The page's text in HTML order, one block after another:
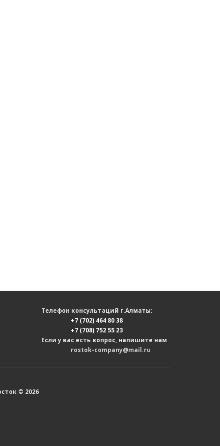
Телефон консультаций г.Алматы:
+7 (702) 464 80 38
+7 (708) 752 55 23
Если у вас есть вопрос, напишите нам
rostok-company@mail.ru
© 2026